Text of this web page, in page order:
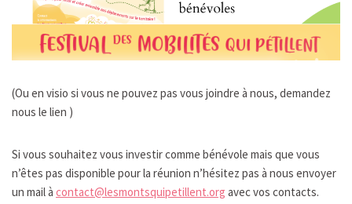
(Ou en visio si vous ne pouvez pas vous joindre à nous, demandez
nous le lien )
Si vous souhaitez vous investir comme bénévole mais que vous
n’êtes pas disponible pour la réunion n’hésitez pas à nous envoyer
un mail à contact@lesmontsquipetillent.org avec vos contacts.